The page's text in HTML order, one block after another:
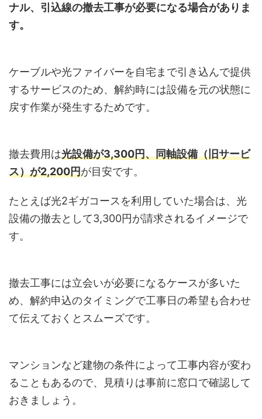
ナル、引込線の撤去工事が必要になる場合がありま
す。
ケーブルや光ファイバーを自宅まで引き込んで提供
するサービスのため、解約時には設備を元の状態に
戻す作業が発生するためです。
撤去費用は光設備が3,300円、同軸設備（旧サービ
ス）が2,200円が目安です。
たとえば光2ギガコースを利用していた場合は、光
設備の撤去として3,300円が請求されるイメージで
す。
撤去工事には立会いが必要になるケースが多いた
め、解約申込のタイミングで工事日の希望も合わせ
て伝えておくとスムーズです。
マンションなど建物の条件によって工事内容が変わ
ることもあるので、見積りは事前に窓口で確認して
おきましょう。